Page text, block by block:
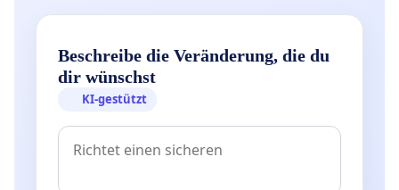
Beschreibe die Veränderung, die du
dir wünschst
KI-gestützt